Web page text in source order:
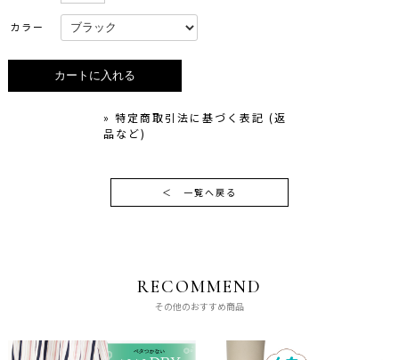
カラー
» 特定商取引法に基づく表記 (返
品など)
＜ 一覧へ戻る
RECOMMEND
その他のおすすめ商品